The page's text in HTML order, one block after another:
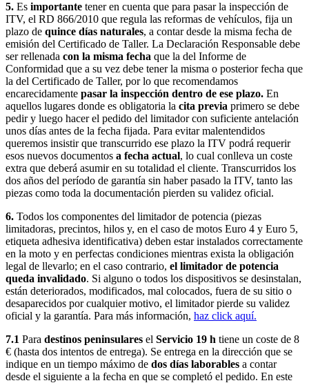
5. Es importante tener en cuenta que para pasar la inspección de
ITV, el RD 866/2010 que regula las reformas de vehículos, fija un
plazo de quince días naturales, a contar desde la misma fecha de
emisión del Certificado de Taller. La Declaración Responsable debe
ser rellenada con la misma fecha que la del Informe de
Conformidad que a su vez debe tener la misma o posterior fecha que
la del Certificado de Taller, por lo que recomendamos
encarecidamente pasar la inspección dentro de ese plazo. En
aquellos lugares donde es obligatoria la cita previa primero se debe
pedir y luego hacer el pedido del limitador con suficiente antelación
unos días antes de la fecha fijada. Para evitar malentendidos
queremos insistir que transcurrido ese plazo la ITV podrá requerir
esos nuevos documentos a fecha actual, lo cual conlleva un coste
extra que deberá asumir en su totalidad el cliente. Transcurridos los
dos años del período de garantía sin haber pasado la ITV, tanto las
piezas como toda la documentación pierden su validez oficial.
6. Todos los componentes del limitador de potencia (piezas
limitadoras, precintos, hilos y, en el caso de motos Euro 4 y Euro 5,
etiqueta adhesiva identificativa) deben estar instalados correctamente
en la moto y en perfectas condiciones mientras exista la obligación
legal de llevarlo; en el caso contrario, el limitador de potencia
queda invalidado. Si alguno o todos los dispositivos se desinstalan,
están deteriorados, modificados, mal colocados, fuera de su sitio o
desaparecidos por cualquier motivo, el limitador pierde su validez
oficial y la garantía. Para más información, haz click aquí.
7.1 Para destinos peninsulares el Servicio 19 h tiene un coste de 8
€ (hasta dos intentos de entrega). Se entrega en la dirección que se
indique en un tiempo máximo de dos días laborables a contar
desde el siguiente a la fecha en que se completó el pedido. En este